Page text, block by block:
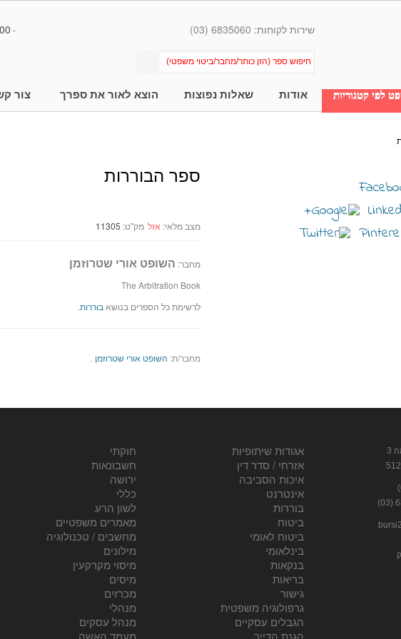
שירות לקוחות: 6835060 (03) -
לפי קטגוריות אודות שאלות נפוצות הוצא לאור את ספרך צור
ספר הבוררות
מק"ט: 11305 מצב מלאי: אזל
מחבר: השופט אורי שטרוזמן
The Arbitration Book
לרשימת כל הספרים בנושא בוררות.
מחבר/ת: השופט אורי שטרוזמן .
אגודות שיתופיות
אזרחי / סדר דין
איכות הסביבה
אינטרנט
בוררות
ביטוח
ביטוח לאומי
בינלאומי
בנקאות
בריאות
גישור
גרפולוגיה משפטית
הגבלים עסקיים
הגנת הדייר
חוקתי
חשבונאות
ירושה
כללי
לשון הרע
מאמרים משפטיים
מחשבים / טכנולוגיה
מילונים
מיסוי מקרקעין
מיסים
מכרזים
מנהלי
מנהל עסקים
מעמד האשה